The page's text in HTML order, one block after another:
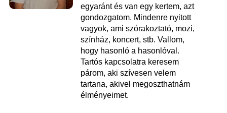
egyaránt és van egy kertem, azt
gondozgatom. Mindenre nyitott
vagyok, ami szórakoztató, mozi,
színház, koncert, stb. Vallom,
hogy hasonló a hasonlóval.
Tartós kapcsolatra keresem
párom, aki szívesen velem
tartana, akivel megoszthatnám
élményeimet.